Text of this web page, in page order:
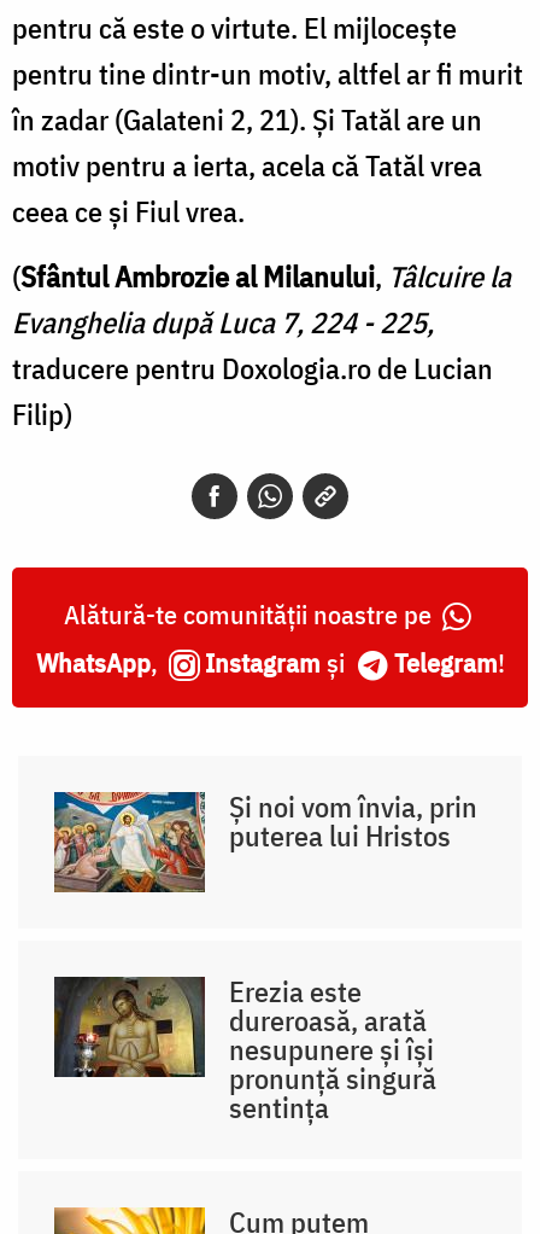
pentru că este o virtute. El mijlocește
pentru tine dintr-un motiv, altfel ar fi murit
în zadar (Galateni 2, 21). Și Tatăl are un
motiv pentru a ierta, acela că Tatăl vrea
ceea ce și Fiul vrea.
(Sfântul Ambrozie al Milanului, Tâlcuire la
Evanghelia după Luca 7, 224 - 225,
traducere pentru Doxologia.ro de Lucian
Filip)
Alătură-te comunității noastre pe
WhatsApp, Instagram și Telegram!
Și noi vom învia, prin
puterea lui Hristos
Erezia este
dureroasă, arată
nesupunere și își
pronunţă singură
sentinţa
Cum putem